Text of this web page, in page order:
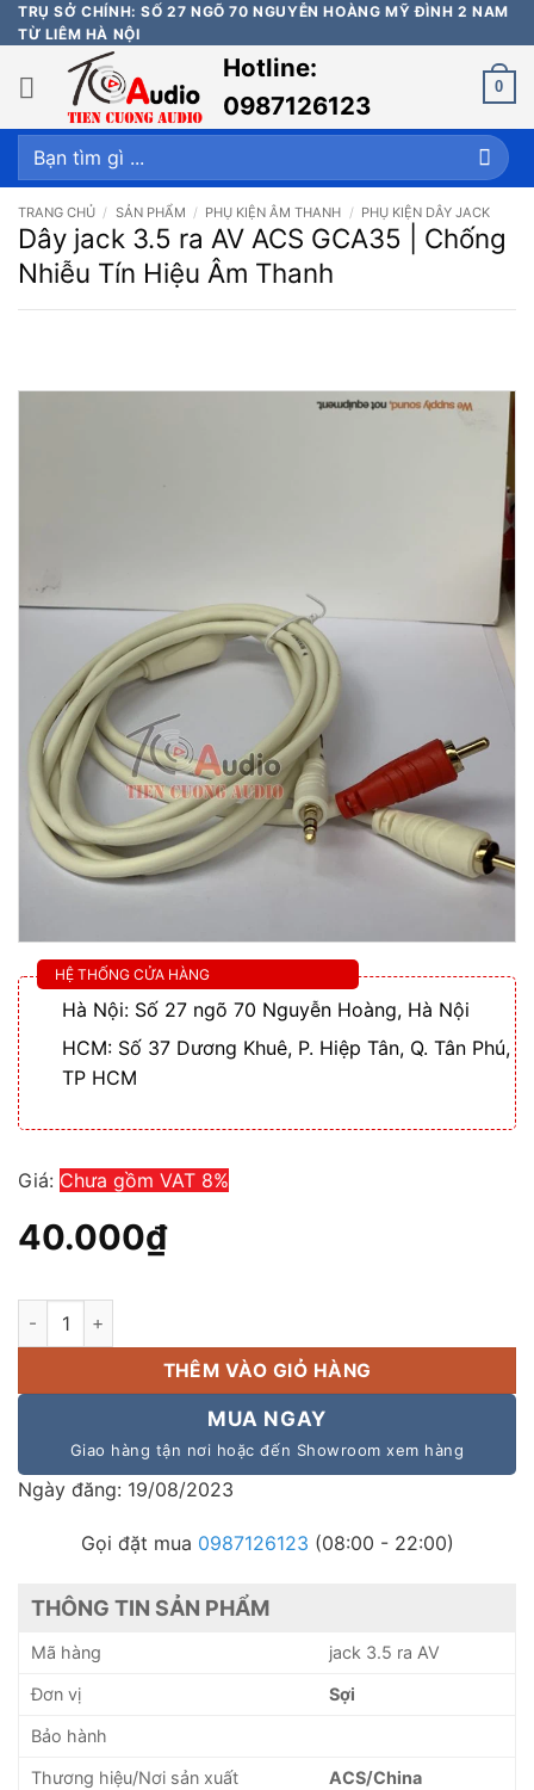
Bỏ
qua
nội
dung
TRỤ SỞ CHÍNH: SỐ 27 NGÕ 70 NGUYỄN HOÀNG MỸ ĐÌNH 2 NAM
TỪ LIÊM HÀ NỘI
Hotline:
0987126123
0
Tìm
kiếm:
TRANG CHỦ / SẢN PHẨM / PHỤ KIỆN ÂM THANH / PHỤ KIỆN DÂY JACK
Dây jack 3.5 ra AV ACS GCA35 | Chống
Nhiễu Tín Hiệu Âm Thanh
HỆ THỐNG CỬA HÀNG
Hà Nội: Số 27 ngõ 70 Nguyễn Hoàng, Hà Nội
HCM: Số 37 Dương Khuê, P. Hiệp Tân, Q. Tân Phú,
TP HCM
Giá: Chưa gồm VAT 8%
40.000₫
Dây jack 3.5 ra AV ACS GCA35 | Chống Nhiễu Tín Hiệu Âm
THÊM VÀO GIỎ HÀNG
MUA NGAY
Giao hàng tận nơi hoặc đến Showroom xem hàng
Ngày đăng: 19/08/2023
Gọi đặt mua 0987126123 (08:00 - 22:00)
THÔNG TIN SẢN PHẨM
Mã hàng jack 3.5 ra AV
Đơn vị Sợi
Bảo hành
Thương hiệu/Nơi sản xuất ACS/China